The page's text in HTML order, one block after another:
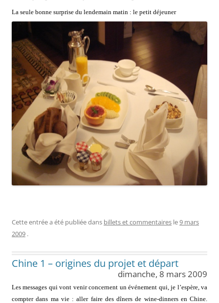
La seule bonne surprise du lendemain matin : le petit déjeuner
Cette entrée a été publiée dans billets et commentaires le9 mars
2009 .
Chine 1 – origines du projet et départ
dimanche, 8 mars 2009
Les messages qui vont venir concernent un événement qui, je l’espère, va
compter dans ma vie : aller faire des dîners de wine-dinners en Chine.